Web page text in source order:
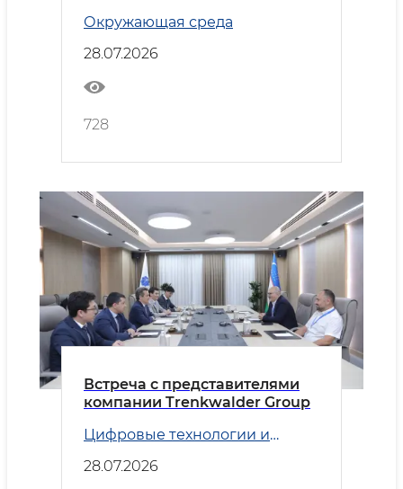
Окружающая среда
28.07.2026
728
Встреча с представителями
компании Trenkwalder Group
Цифровые технологии и
28.07.2026